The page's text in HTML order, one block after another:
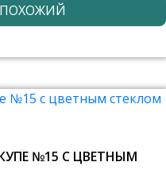
№15 С ЦВЕТНЫМ